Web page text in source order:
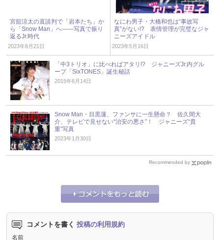
宮舘涼太の直談判で「岩本たち」か
ら「Snow Man」へ――写真で振り
返るJr.時代
2023年8月21日
なにわ男子・大橋和也は“事故写
真”がない!? 表情管理が完璧なジャ
ニーズアイドル
2023年5月16日
「中3トリオ」に比べればアタリ!? ジャニーズJr.内グル
ープ「SixTONES」誕生秘話
2015年6月14日
Snow Man・目黒蓮、ファンサに一生懸命？ 佐久間大
介、テレビで見せない“治安の悪さ”！ ジャニーズ“貴
重”写真
2023年1月30日
Recommended by
コメントを書く 投稿の利用規約
名前